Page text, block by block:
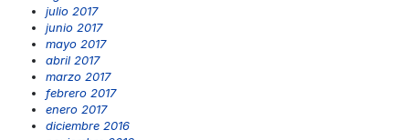
julio 2017
junio 2017
mayo 2017
abril 2017
marzo 2017
febrero 2017
enero 2017
diciembre 2016